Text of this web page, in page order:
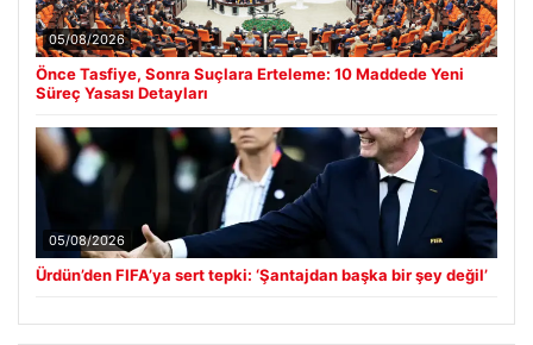
05/08/2026
Önce Tasfiye, Sonra Suçlara Erteleme: 10 Maddede Yeni
Süreç Yasası Detayları
05/08/2026
Ürdün’den FIFA’ya sert tepki: ‘Şantajdan başka bir şey değil’